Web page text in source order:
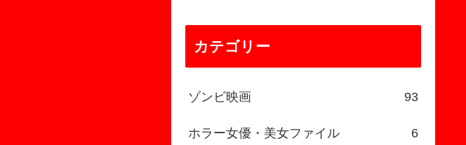
カテゴリー
ゾンビ映画 93
ホラー女優・美女ファイル 6